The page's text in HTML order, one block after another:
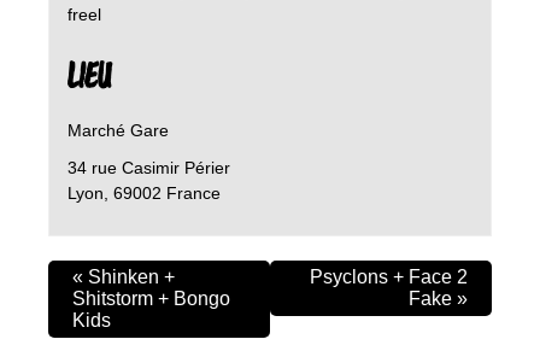
freel
LIEU
Marché Gare
34 rue Casimir Périer
Lyon 69002 France
« Shinken +
Shitstorm + Bongo
Kids
Psyclons + Face 2
Fake »